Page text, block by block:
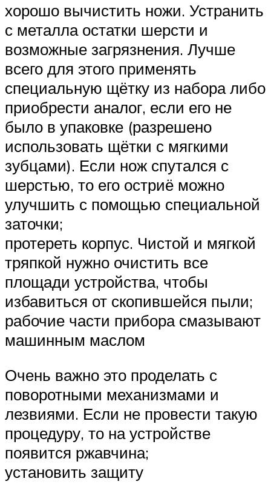
хорошо вычистить ножи. Устранить
с металла остатки шерсти и
возможные загрязнения. Лучше
всего для этого применять
специальную щётку из набора либо
приобрести аналог, если его не
было в упаковке (разрешено
использовать щётки с мягкими
зубцами). Если нож спутался с
шерстью, то его остриё можно
улучшить с помощью специальной
заточки;
протереть корпус. Чистой и мягкой
тряпкой нужно очистить все
площади устройства, чтобы
избавиться от скопившейся пыли;
рабочие части прибора смазывают
машинным маслом
Очень важно это проделать с
поворотными механизмами и
лезвиями. Если не провести такую
процедуру, то на устройстве
появится ржавчина;
установить защиту